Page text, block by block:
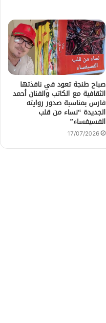
صباح طنجة تعود في نافذتها
الثقافية مع الكاتب والفنان أحمد
فارس بمناسبة صدور روايته
الجديدة “نساء من قلب
الفسيفساء”
17/07/2026